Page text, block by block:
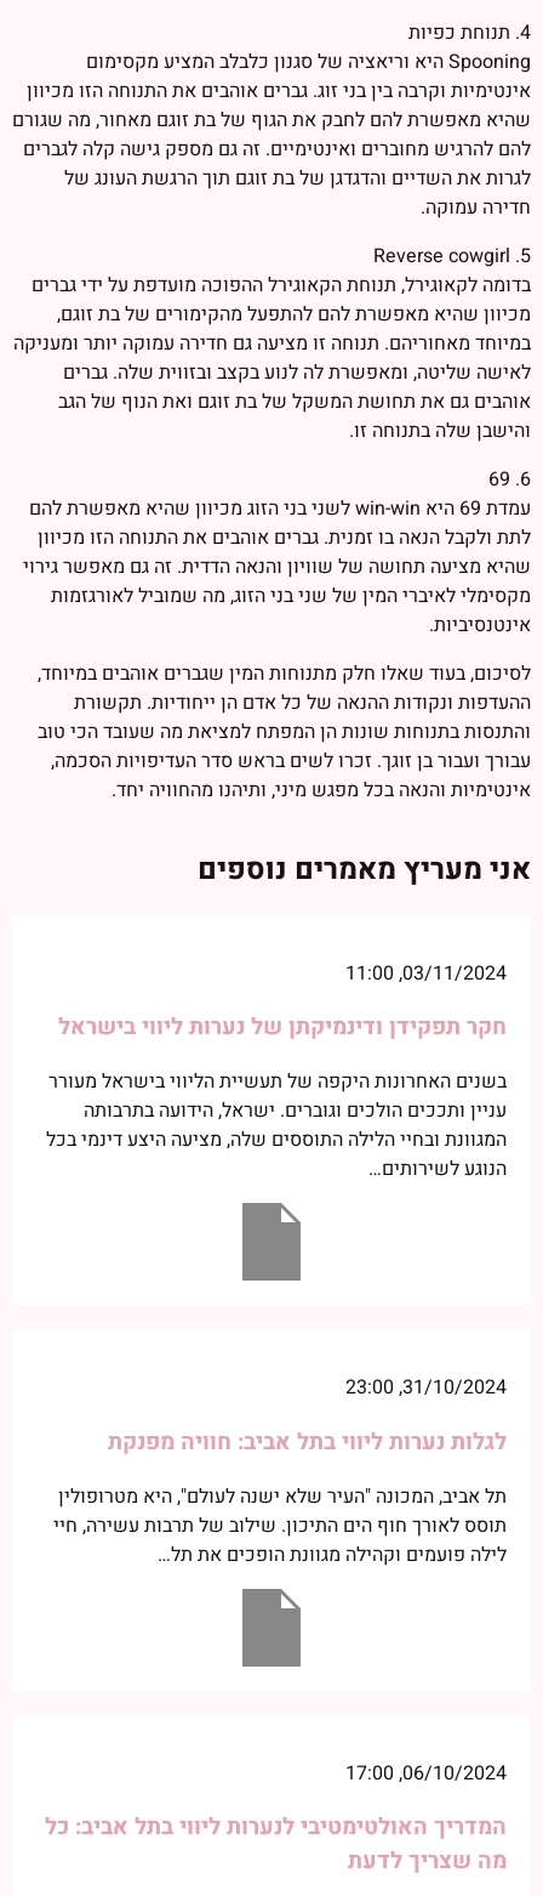
4. תנוחת כפיות
Spooning היא וריאציה של סגנון כלבלב המציע מקסימום
אינטימיות וקרבה בין בני זוג. גברים אוהבים את התנוחה הזו מכיוון
שהיא מאפשרת להם לחבק את הגוף של בת זוגם מאחור, מה שגורם
להם להרגיש מחוברים ואינטימיים. זה גם מספק גישה קלה לגברים
לגרות את השדיים והדגדגן של בת זוגם תוך הרגשת העונג של
חדירה עמוקה.
5. Reverse cowgirl
בדומה לקאוגירל, תנוחת הקאוגירל ההפוכה מועדפת על ידי גברים
מכיוון שהיא מאפשרת להם להתפעל מהקימורים של בת זוגם,
במיוחד מאחוריהם. תנוחה זו מציעה גם חדירה עמוקה יותר ומעניקה
לאישה שליטה, ומאפשרת לה לנוע בקצב ובזווית שלה. גברים
אוהבים גם את תחושת המשקל של בת זוגם ואת הנוף של הגב
והישבן שלה בתנוחה זו.
6. 69
עמדת 69 היא win-win לשני בני הזוג מכיוון שהיא מאפשרת להם
לתת ולקבל הנאה בו זמנית. גברים אוהבים את התנוחה הזו מכיוון
שהיא מציעה תחושה של שוויון והנאה הדדית. זה גם מאפשר גירוי
מקסימלי לאיברי המין של שני בני הזוג, מה שמוביל לאורגזמות
אינטנסיביות.
לסיכום, בעוד שאלו חלק מתנוחות המין שגברים אוהבים במיוחד,
ההעדפות ונקודות ההנאה של כל אדם הן ייחודיות. תקשורת
והתנסות בתנוחות שונות הן המפתח למציאת מה שעובד הכי טוב
עבורך ועבור בן זוגך. זכרו לשים בראש סדר העדיפויות הסכמה,
אינטימיות והנאה בכל מפגש מיני, ותיהנו מהחוויה יחד.
אני מעריץ מאמרים נוספים
03/11/2024, 11:00
חקר תפקידן ודינמיקתן של נערות ליווי בישראל
בשנים האחרונות היקפה של תעשיית הליווי בישראל מעורר
עניין ותככים הולכים וגוברים. ישראל, הידועה בתרבותה
המגוונת ובחיי הלילה התוססים שלה, מציעה היצע דינמי בכל
הנוגע לשירותים…
31/10/2024, 23:00
לגלות נערות ליווי בתל אביב: חוויה מפנקת
תל אביב, המכונה "העיר שלא ישנה לעולם", היא מטרופולין
תוסס לאורך חוף הים התיכון. שילוב של תרבות עשירה, חיי
לילה פועמים וקהילה מגוונת הופכים את תל…
06/10/2024, 17:00
המדריך האולטימטיבי לנערות ליווי בתל אביב: כל
מה שצריך לדעת